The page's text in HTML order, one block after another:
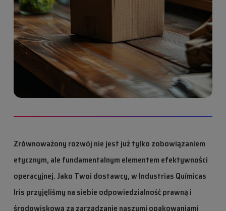
Zrównoważony rozwój nie jest już tylko zobowiązaniem
etycznym, ale fundamentalnym elementem efektywności
operacyjnej. Jako Twoi dostawcy, w Industrias Químicas
Iris przyjęliśmy na siebie odpowiedzialność prawną i
środowiskową za zarządzanie naszymi opakowaniami